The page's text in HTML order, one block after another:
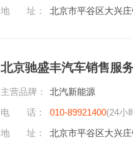
地 址： 北京市平谷区大兴
北京驰盛丰汽车销售服
主营品牌：
北汽新能源
电 话：
010-89921400(24小
地 址：
北京市平谷区大兴